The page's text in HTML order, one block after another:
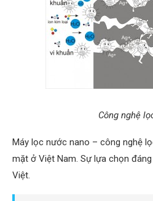
Công nghệ
Máy lọc nước nano – công nghệ
mặt ở Việt Nam. Sự lựa chọn
Việt.